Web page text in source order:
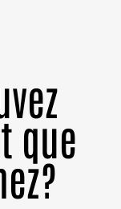
que